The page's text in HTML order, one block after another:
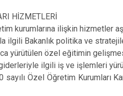
HİZMETLERİ
kurumlarına ilişkin hizmetler
ilgili Bakanlık politika ve
yürütülen özel eğitimin
ilgili iş ve işlemleri
Özel Öğretim Kurumları